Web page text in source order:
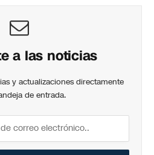
a las noticias
y actualizaciones directamente
de entrada.